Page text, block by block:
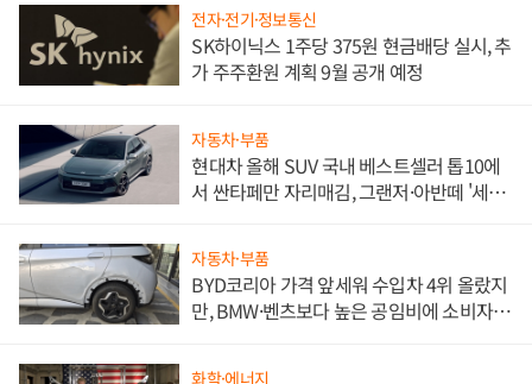
전자·전기·정보통신
SK하이닉스 1주당 375원 현금배당 실시, 추
가 주주환원 계획 9월 공개 예정
자동차·부품
현대차 올해 SUV 국내 베스트셀러 톱10에
서 싼타페만 자리매김, 그랜저·아반떼 '세단
자동차·부품
BYD코리아 가격 앞세워 수입차 4위 올랐지
만, BMW·벤츠보다 높은 공임비에 소비자
화학·에너지